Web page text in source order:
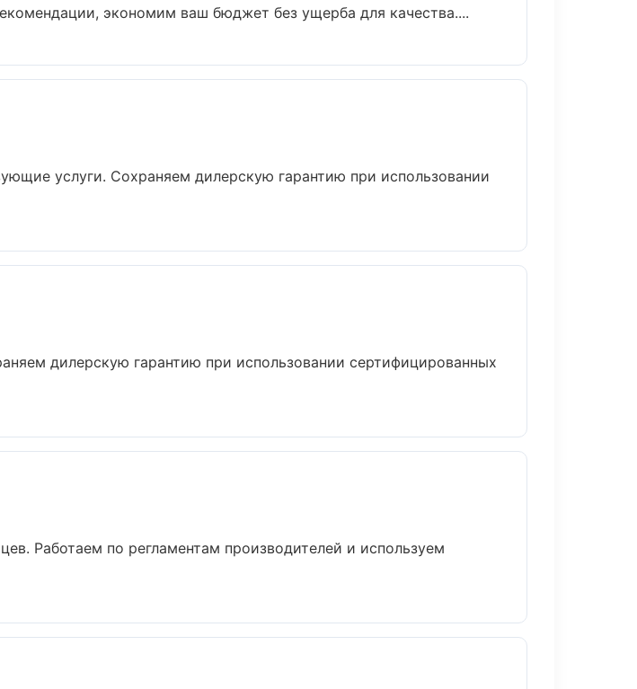
экономим ваш бюджет без ущерба для качества....
услуги. Сохраняем дилерскую гарантию при использовании
дилерскую гарантию при использовании сертифицированных
Работаем по регламентам производителей и используем